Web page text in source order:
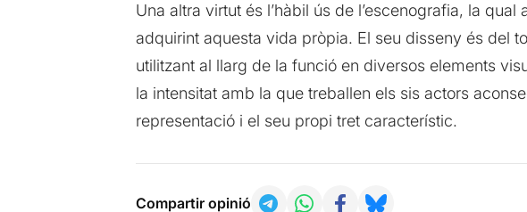
Una altra virtut és l’hàbil ús de l’escenografia, la
adquirint aquesta vida pròpia. El seu disseny és del
utilitzant al llarg de la funció en diversos elements
la intensitat amb la que treballen els sis actors
representació i el seu propi tret característic.
Compartir opinió